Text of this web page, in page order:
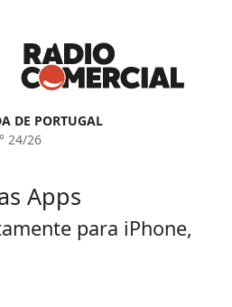
DE PORTUGAL
24/26
Apps
para iPhone,